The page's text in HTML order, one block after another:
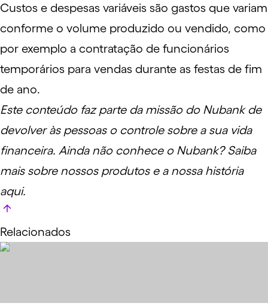
Custos e despesas variáveis são gastos que variam
conforme o volume produzido ou vendido, como
por exemplo a contratação de funcionários
temporários para vendas durante as festas de fim
de ano.
Este conteúdo faz parte da missão do Nubank de
devolver às pessoas o controle sobre a sua vida
financeira. Ainda não conhece o Nubank? Saiba
mais sobre nossos produtos e a nossa história
aqui.
Relacionados